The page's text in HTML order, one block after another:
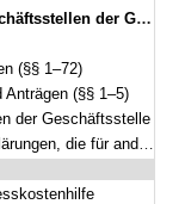
für Verbraucherschutz vom 2. November 2010, Az. 1463 - I - 3789/2008 (JMBl. S. 110) (§§ 1–90)
(§§ 1–72)
(§§ 1–5)
der Geschäftsstelle
Gerichte bestimmt sind